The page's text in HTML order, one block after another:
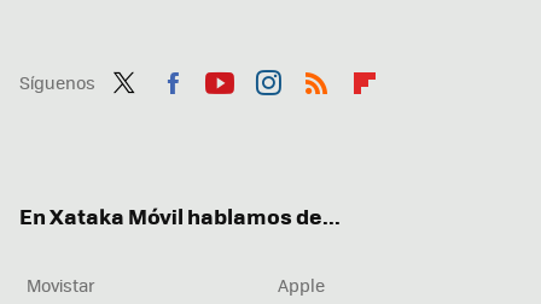
Síguenos
En Xataka Móvil hablamos de...
Movistar
Apple